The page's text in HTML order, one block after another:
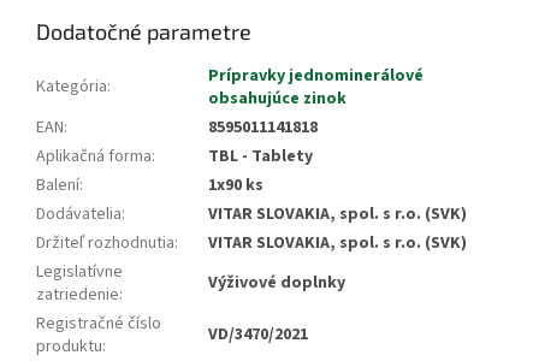
Dodatočné parametre
Kategória:
Prípravky jednominerálové
obsahujúce zinok
EAN:
8595011141818
Aplikačná forma:
TBL - Tablety
Balení:
1x90 ks
Dodávatelia:
VITAR SLOVAKIA, spol. s r.o. (SVK)
Držiteľ rozhodnutia:
VITAR SLOVAKIA, spol. s r.o. (SVK)
Legislatívne
zatriedenie:
Výživové doplnky
Registračné číslo
produktu:
VD/3470/2021